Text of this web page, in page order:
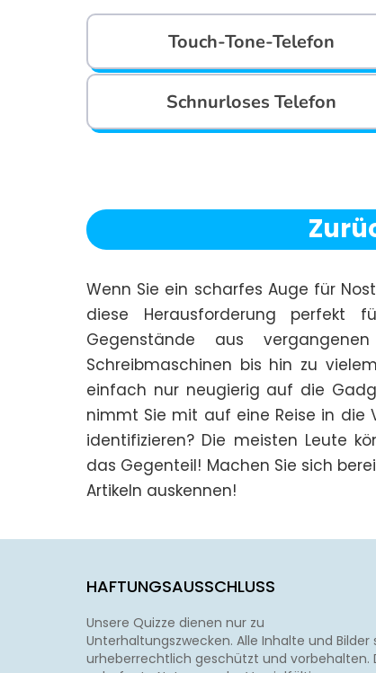
Touch-Tone-Telefon
Schnurloses Telefon
Wenn Sie ein scharfes Auge für
diese Herausforderung perfekt
Gegenstände aus
Schreibmaschinen bis hin zu
einfach nur neugierig auf die
nimmt Sie mit auf eine Reise in die
identifizieren? Die meisten Leute
das Gegenteil! Machen Sie sich
Artikeln auskennen!
HAFTUNGSAUSSCHLUSS
Unsere Quizze dienen nur zu
Unterhaltungszwecken. Alle Inhalte und Bilder
urheberrechtlich geschützt und vorbehalten.